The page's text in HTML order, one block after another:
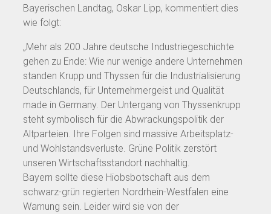
Bayerischen Landtag, Oskar Lipp, kommentiert dies
wie folgt:
„Mehr als 200 Jahre deutsche Industriegeschichte
gehen zu Ende: Wie nur wenige andere Unternehmen
standen Krupp und Thyssen für die Industrialisierung
Deutschlands, für Unternehmergeist und Qualität
made in Germany. Der Untergang von Thyssenkrupp
steht symbolisch für die Abwrackungspolitik der
Altparteien. Ihre Folgen sind massive Arbeitsplatz-
und Wohlstandsverluste. Grüne Politik zerstört
unseren Wirtschaftsstandort nachhaltig.
Bayern sollte diese Hiobsbotschaft aus dem
schwarz-grün regierten Nordrhein-Westfalen eine
Warnung sein. Leider wird sie von der